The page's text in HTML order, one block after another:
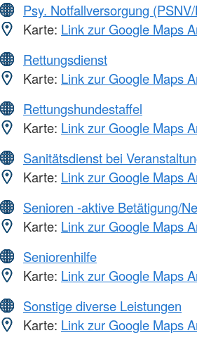
Psy. Notfallversorgung
Karte: Link zur Google Maps
Rettungsdienst
Karte: Link zur Google Maps
Rettungshundestaffel
Karte: Link zur Google Maps
Sanitätsdienst bei
Karte: Link zur Google Maps
Senioren -aktive Betätigung/
Karte: Link zur Google Maps
Seniorenhilfe
Karte: Link zur Google Maps
Sonstige diverse Leistungen
Karte: Link zur Google Maps